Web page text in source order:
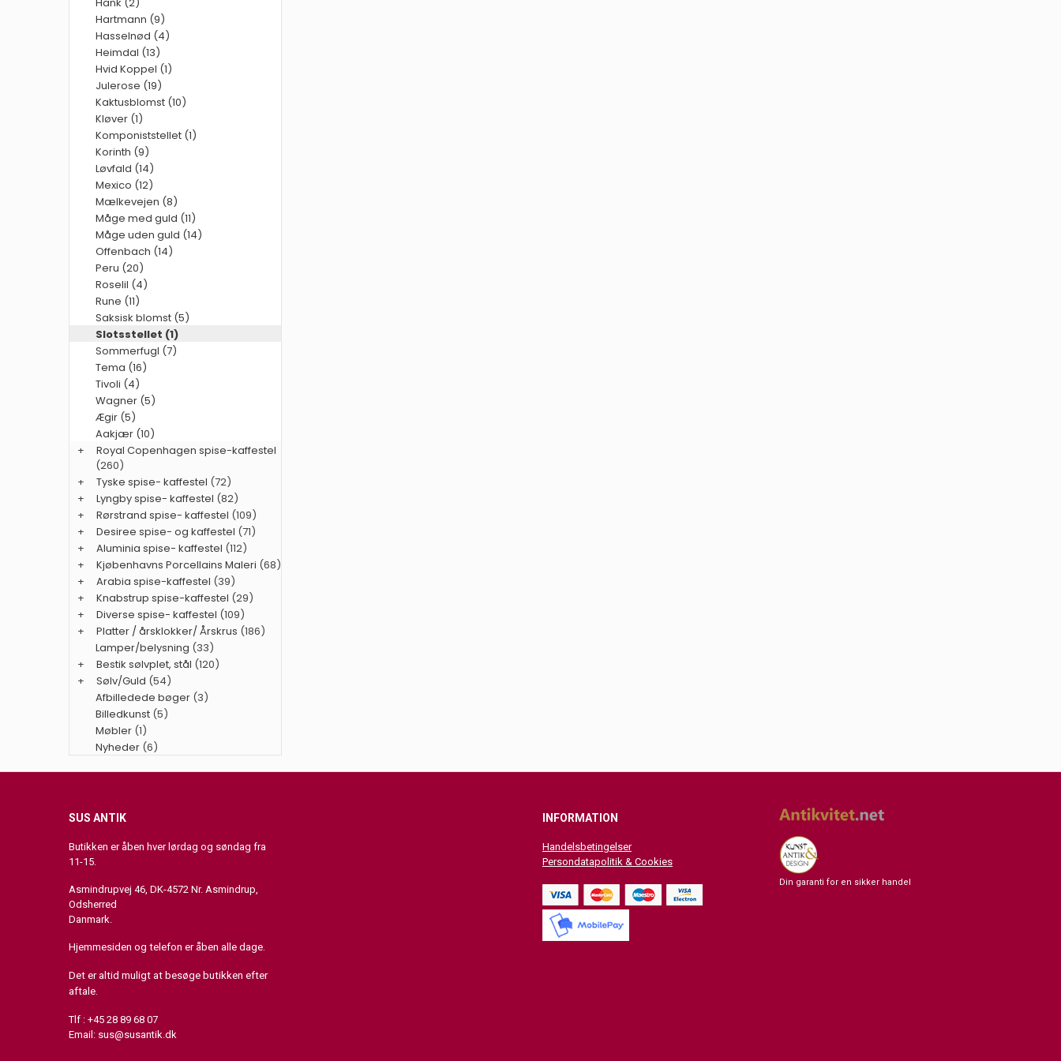
Hartmann (9)
Hasselnød (4)
Heimdal (13)
Hvid Koppel (1)
Julerose (19)
Kaktusblomst (10)
Kløver (1)
Komponiststellet (1)
Korinth (9)
Løvfald (14)
Mexico (12)
Mælkevejen (8)
Måge med guld (11)
Måge uden guld (14)
Offenbach (14)
Peru (20)
Roselil (4)
Rune (11)
Saksisk blomst (5)
Slotsstellet (1)
Sommerfugl (7)
Tema (16)
Tivoli (4)
Wagner (5)
Ægir (5)
Aakjær (10)
+
Royal Copenhagen spise-kaffestel
(260)
+
Tyske spise- kaffestel (72)
+
Lyngby spise- kaffestel (82)
+
Rørstrand spise- kaffestel (109)
+
Desiree spise- og kaffestel (71)
+
Aluminia spise- kaffestel (112)
+
Kjøbenhavns Porcellains Maleri (68)
+
Arabia spise-kaffestel (39)
+
Knabstrup spise-kaffestel (29)
+
Diverse spise- kaffestel (109)
+
Platter / årsklokker/ Årskrus (186)
Lamper/belysning (33)
+
Bestik sølvplet, stål (120)
+
Sølv/Guld (54)
Afbilledede bøger (3)
Billedkunst (5)
Møbler (1)
Nyheder (6)
SUS ANTIK
Butikken er åben hver lørdag og søndag fra
11-15.
Asmindrupvej 46, DK-4572 Nr. Asmindrup,
Odsherred
Danmark.
Hjemmesiden og telefon er åben alle dage.
Det er altid muligt at besøge butikken efter
aftale.
Tlf : +45 28 89 68 07
Email: sus@susantik.dk
INFORMATION
Handelsbetingelser
Persondatapolitik & Cookies
Din garanti for en sikker handel